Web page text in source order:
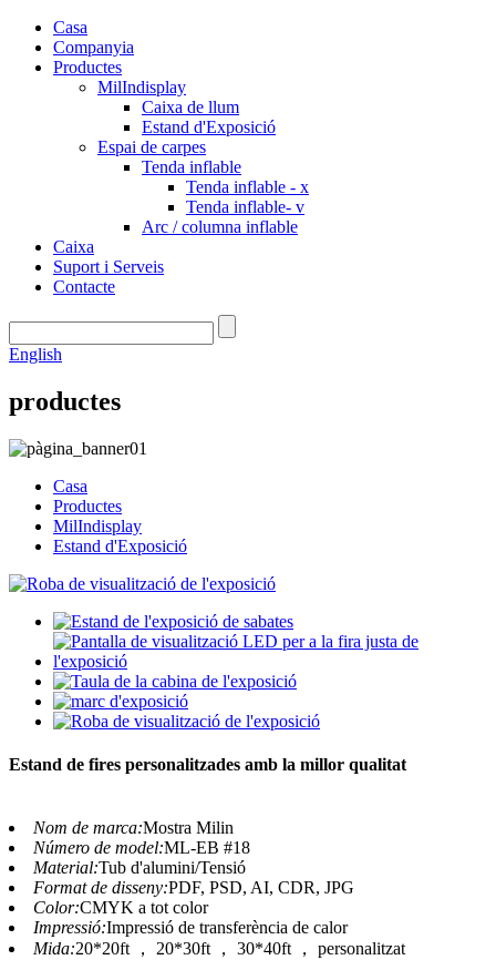
Casa
Companyia
Productes
MilIndisplay
Caixa de llum
Estand d'Exposició
Espai de carpes
Tenda inflable
Tenda inflable - x
Tenda inflable- v
Arc / columna inflable
Caixa
Suport i Serveis
Contacte
English
productes
Casa
Productes
MilIndisplay
Estand d'Exposició
Estand de fires personalitzades amb la millor qualitat
Nom de marca:Mostra Milin
Número de model:ML-EB #18
Material:Tub d'alumini/Tensió
Format de disseny:PDF, PSD, AI, CDR, JPG
Color:CMYK a tot color
Impressió:Impressió de transferència de calor
Mida:20*20ft ， 20*30ft ， 30*40ft ， personalitzat